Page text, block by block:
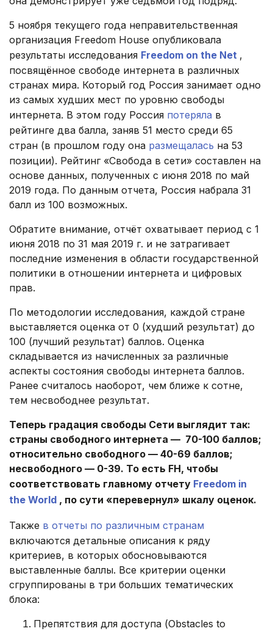
5 ноября текущего года неправительственная
организация Freedom House опубликовала
результаты исследования Freedom on the Net ,
посвящённое свободе интернета в различных
странах мира. Который год Россия занимает одно
из самых худших мест по уровню свободы
интернета. В этом году Россия потеряла в
рейтинге два балла, заняв 51 место среди 65
стран (в прошлом году она размещалась на 53
позиции). Рейтинг «Свобода в сети» составлен на
основе данных, полученных с июня 2018 по май
2019 года. По данным отчета, Россия набрала 31
балл из 100 возможных.
Обратите внимание, отчёт охватывает период с 1
июня 2018 по 31 мая 2019 г. и не затрагивает
последние изменения в области государственной
политики в отношении интернета и цифровых
прав.
По методологии исследования, каждой стране
выставляется оценка от 0 (худший результат) до
100 (лучший результат) баллов. Оценка
складывается из начисленных за различные
аспекты состояния свободы интернета баллов.
Ранее считалось наоборот, чем ближе к сотне,
тем несвободнее результат.
Теперь градация свободы Сети выглядит так:
страны свободного интернета — 70-100 баллов;
относительно свободного — 40-69 баллов;
несвободного — 0-39. То есть FH, чтобы
соответствовать главному отчету Freedom in
the World , по сути «перевернул» шкалу оценок.
Также в отчеты по различным странам
включаются детальные описания к ряду
критериев, в которых обосновываются
выставленные баллы. Все критерии оценки
сгруппированы в три больших тематических
блока:
Препятствия для доступа (Obstacles to